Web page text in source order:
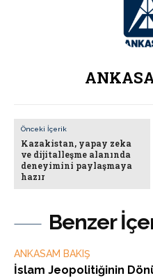
Benzer
ANKASAM BAKIŞ
İslam Jeopolitiğinin
Önceki İçerik
Kazakistan, yapay zeka
ve dijitalleşme alanında
deneyimini paylaşmaya
hazır